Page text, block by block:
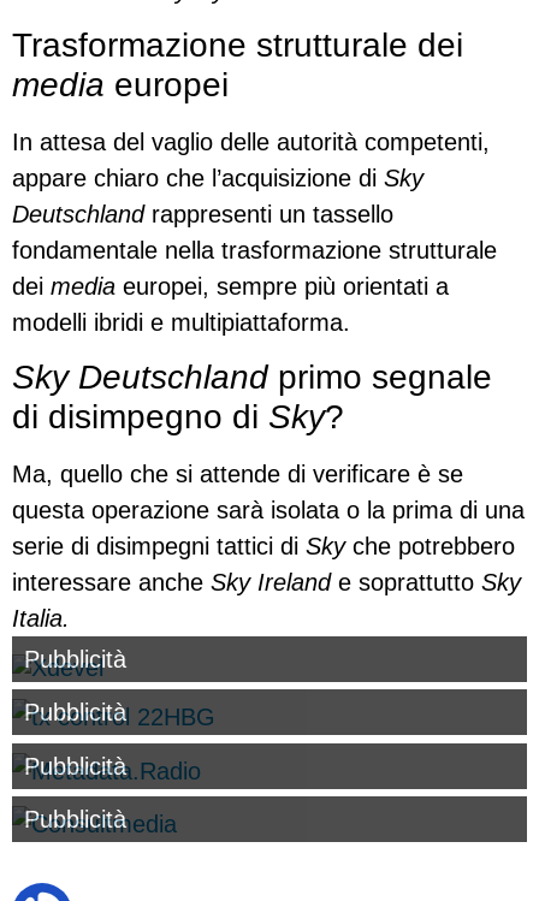
Trasformazione strutturale dei
media europei
In attesa del vaglio delle autorità competenti,
appare chiaro che l’acquisizione di Sky
Deutschlandrappresenti un tassello
fondamentale nella trasformazione strutturale
dei media europei, sempre più orientati a
modelli ibridi e multipiattaforma.
Sky Deutschlandprimo segnale
di disimpegno di Sky?
Ma, quello che si attende di verificare è se
questa operazione sarà isolata o la prima di una
serie di disimpegni tattici di Sky che potrebbero
interessare anche Sky Ireland e soprattutto Sky
Italia.
Pubblicità
Pubblicità
Pubblicità
Pubblicità